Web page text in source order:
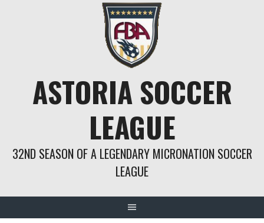
ASTORIA SOCCER
LEAGUE
32ND SEASON OF A LEGENDARY MICRONATION SOCCER
LEAGUE